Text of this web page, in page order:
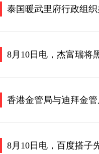
泰国暖武里府行政组
8月10日电，杰富瑞将
香港金管局与迪拜金
8月10日电，百度搭子